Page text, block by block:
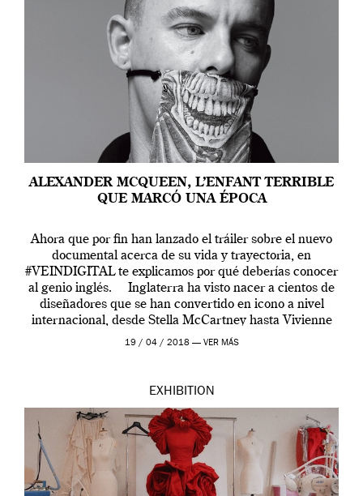
ALEXANDER MCQUEEN, L’ENFANT TERRIBLE
QUE MARCÓ UNA ÉPOCA
Ahora que por fin han lanzado el tráiler sobre el nuevo
documental acerca de su vida y trayectoria, en
#VEINDIGITAL te explicamos por qué deberías conocer
al genio inglés. Inglaterra ha visto nacer a cientos de
diseñadores que se han convertido en icono a nivel
internacional, desde Stella McCartney hasta Vivienne
Westwood pasando […]
19 / 04 / 2018 — VER MÁS
EXHIBITION